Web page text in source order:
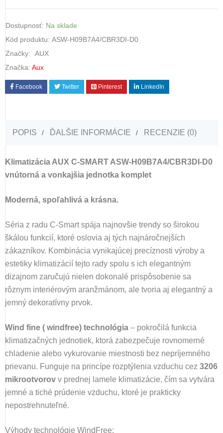
Dostupnosť: Na sklade
Kód produktu: ASW-H09B7A4/CBR3DI-D0
Značky:
AUX
Značka: Aux
Facebook Twitter Pinterest LinkedIn
POPIS ĎALŠIE INFORMÁCIE RECENZIE (0)
Klimatizácia AUX C-SMART ASW-H09B7A4/CBR3DI-D0
vnútorná a vonkajšia jednotka komplet
Moderná, spoľahlivá a krásna.
Séria z radu C-Smart spája najnovšie trendy so širokou
škálou funkcií, ktoré oslovia aj tých najnáročnejších
zákazníkov. Kombinácia vynikajúcej precíznosti výroby a
estetiky klimatizácií tejto rady spolu s ich elegantným
dizajnom zaručujú nielen dokonalé prispôsobenie sa
rôznym interiérovým aranžmánom, ale tvoria aj elegantný a
jemný dekoratívny prvok.
Wind fine ( windfree) technológia – pokročilá funkcia
klimatizačných jednotiek, ktorá zabezpečuje rovnomerné
chladenie alebo vykurovanie miestnosti bez nepríjemného
prievanu. Funguje na princípe rozptýlenia vzduchu cez 3206
mikrootvorov v prednej lamele klimatizácie, čím sa vytvára
jemné a tiché prúdenie vzduchu, ktoré je prakticky
nepostrehnuteľné.
Výhody technológie WindFree: